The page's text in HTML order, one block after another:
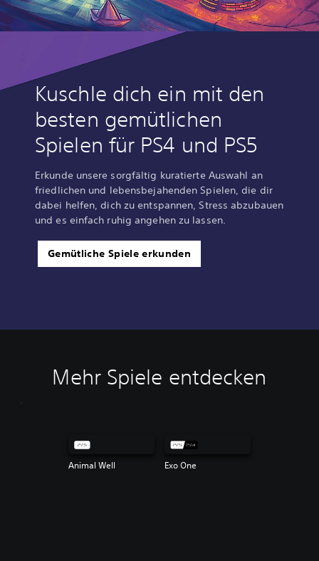
Kuschle dich ein mit den
besten gemütlichen
Spielen für PS4 und PS5
Erkunde unsere sorgfältig kuratierte Auswahl an
friedlichen und lebensbejahenden Spielen, die dir
dabei helfen, dich zu entspannen, Stress abzubauen
und es einfach ruhig angehen zu lassen.
Gemütliche Spiele erkunden
Mehr Spiele entdecken
Animal Well Exo One